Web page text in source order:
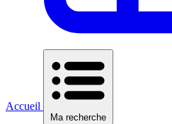
Accueil
Ma recherche